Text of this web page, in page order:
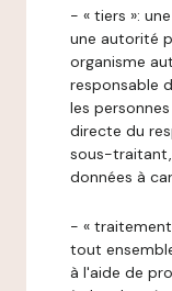
- « tiers »:
une autorité
organisme
responsable
les
directe du
sous-
données à
- «
tout
à l'aide de